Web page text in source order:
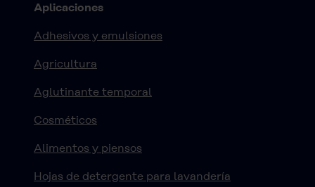
Aplicaciones
Adhesivos y emulsiones
Agricultura
Aglutinante temporal
Cosméticos
Alimentos y piensos
Hojas de detergente para lavandería